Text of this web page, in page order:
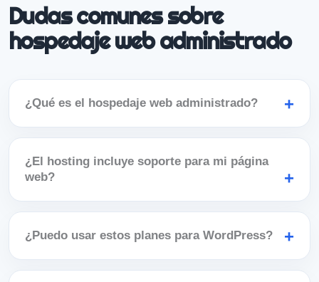
Dudas comunes sobre
hospedaje web administrado
¿Qué es el hospedaje web administrado?
¿El hosting incluye soporte para mi página
web?
¿Puedo usar estos planes para WordPress?